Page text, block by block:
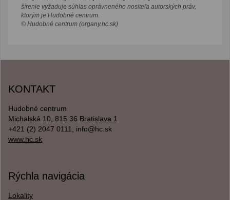
šírenie vyžaduje súhlas oprávneného nositeľa autorských práv,
ktorým je Hudobné centrum.
© Hudobné centrum (organy.hc.sk)
KONTAKT
Hudobné centrum
Michalská 10, 815 36 Bratislava 1
+421 (2) 2047 0111, info@hc.sk
www.hc.sk
Rýchla navigácia
Lokality